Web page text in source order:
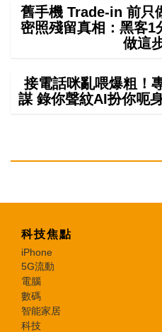
舊手機 Trade-in 前只
密照殘留真相：黑客1
做這
接電話咪亂喂爆粗！
謀 錄你聲紋AI扮你呃
科技焦點
iPhone
5G流動
電腦
數碼
智能家居
科技